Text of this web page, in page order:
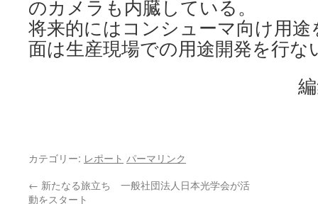
のカメラも内臓している。
将来的にはコンシューマ向け用
面は生産現場での用途開発を行
カテゴリー: レポート パーマリンク
← 新たなる旅立ち 一般社団法人日本光学会が活
動をスタート